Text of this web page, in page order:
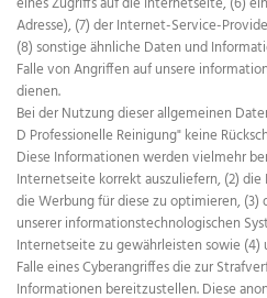
Adresse), (7) der Internet-Service-
(8) sonstige ähnliche Daten und
Falle von Angriffen auf unsere
dienen.
Bei der Nutzung dieser allgemeinen
D Professionelle Reinigung" keine
Diese Informationen werden vielmehr
Internetseite korrekt auszuliefern, (2)
die Werbung für diese zu optimieren,
unserer informationstechnologischen
Internetseite zu gewährleisten sowie
Falle eines Cyberangriffes die zur
Informationen bereitzustellen. Diese